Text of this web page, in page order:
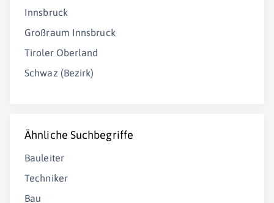
Innsbruck
Großraum Innsbruck
Tiroler Oberland
Schwaz (Bezirk)
Ähnliche Suchbegriffe
Bauleiter
Techniker
Bau